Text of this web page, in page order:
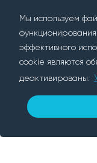
Мы используем
эффективного
cookie являются
деактивированы.
€ за день